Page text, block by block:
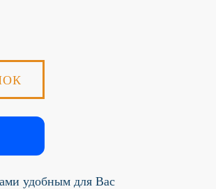
удобным для Вас